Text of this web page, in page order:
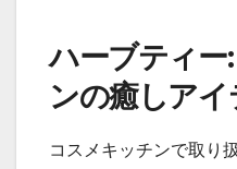
ハーブティー
ンの癒しアイ
コスメキッチンで取り